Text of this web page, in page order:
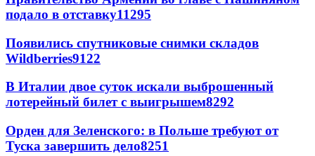
подало в отставку11295
Появились спутниковые снимки складов
Wildberries9122
В Италии двое суток искали выброшенный
лотерейный билет с выигрышем8292
Орден для Зеленского: в Польше требуют от
Туска завершить дело8251